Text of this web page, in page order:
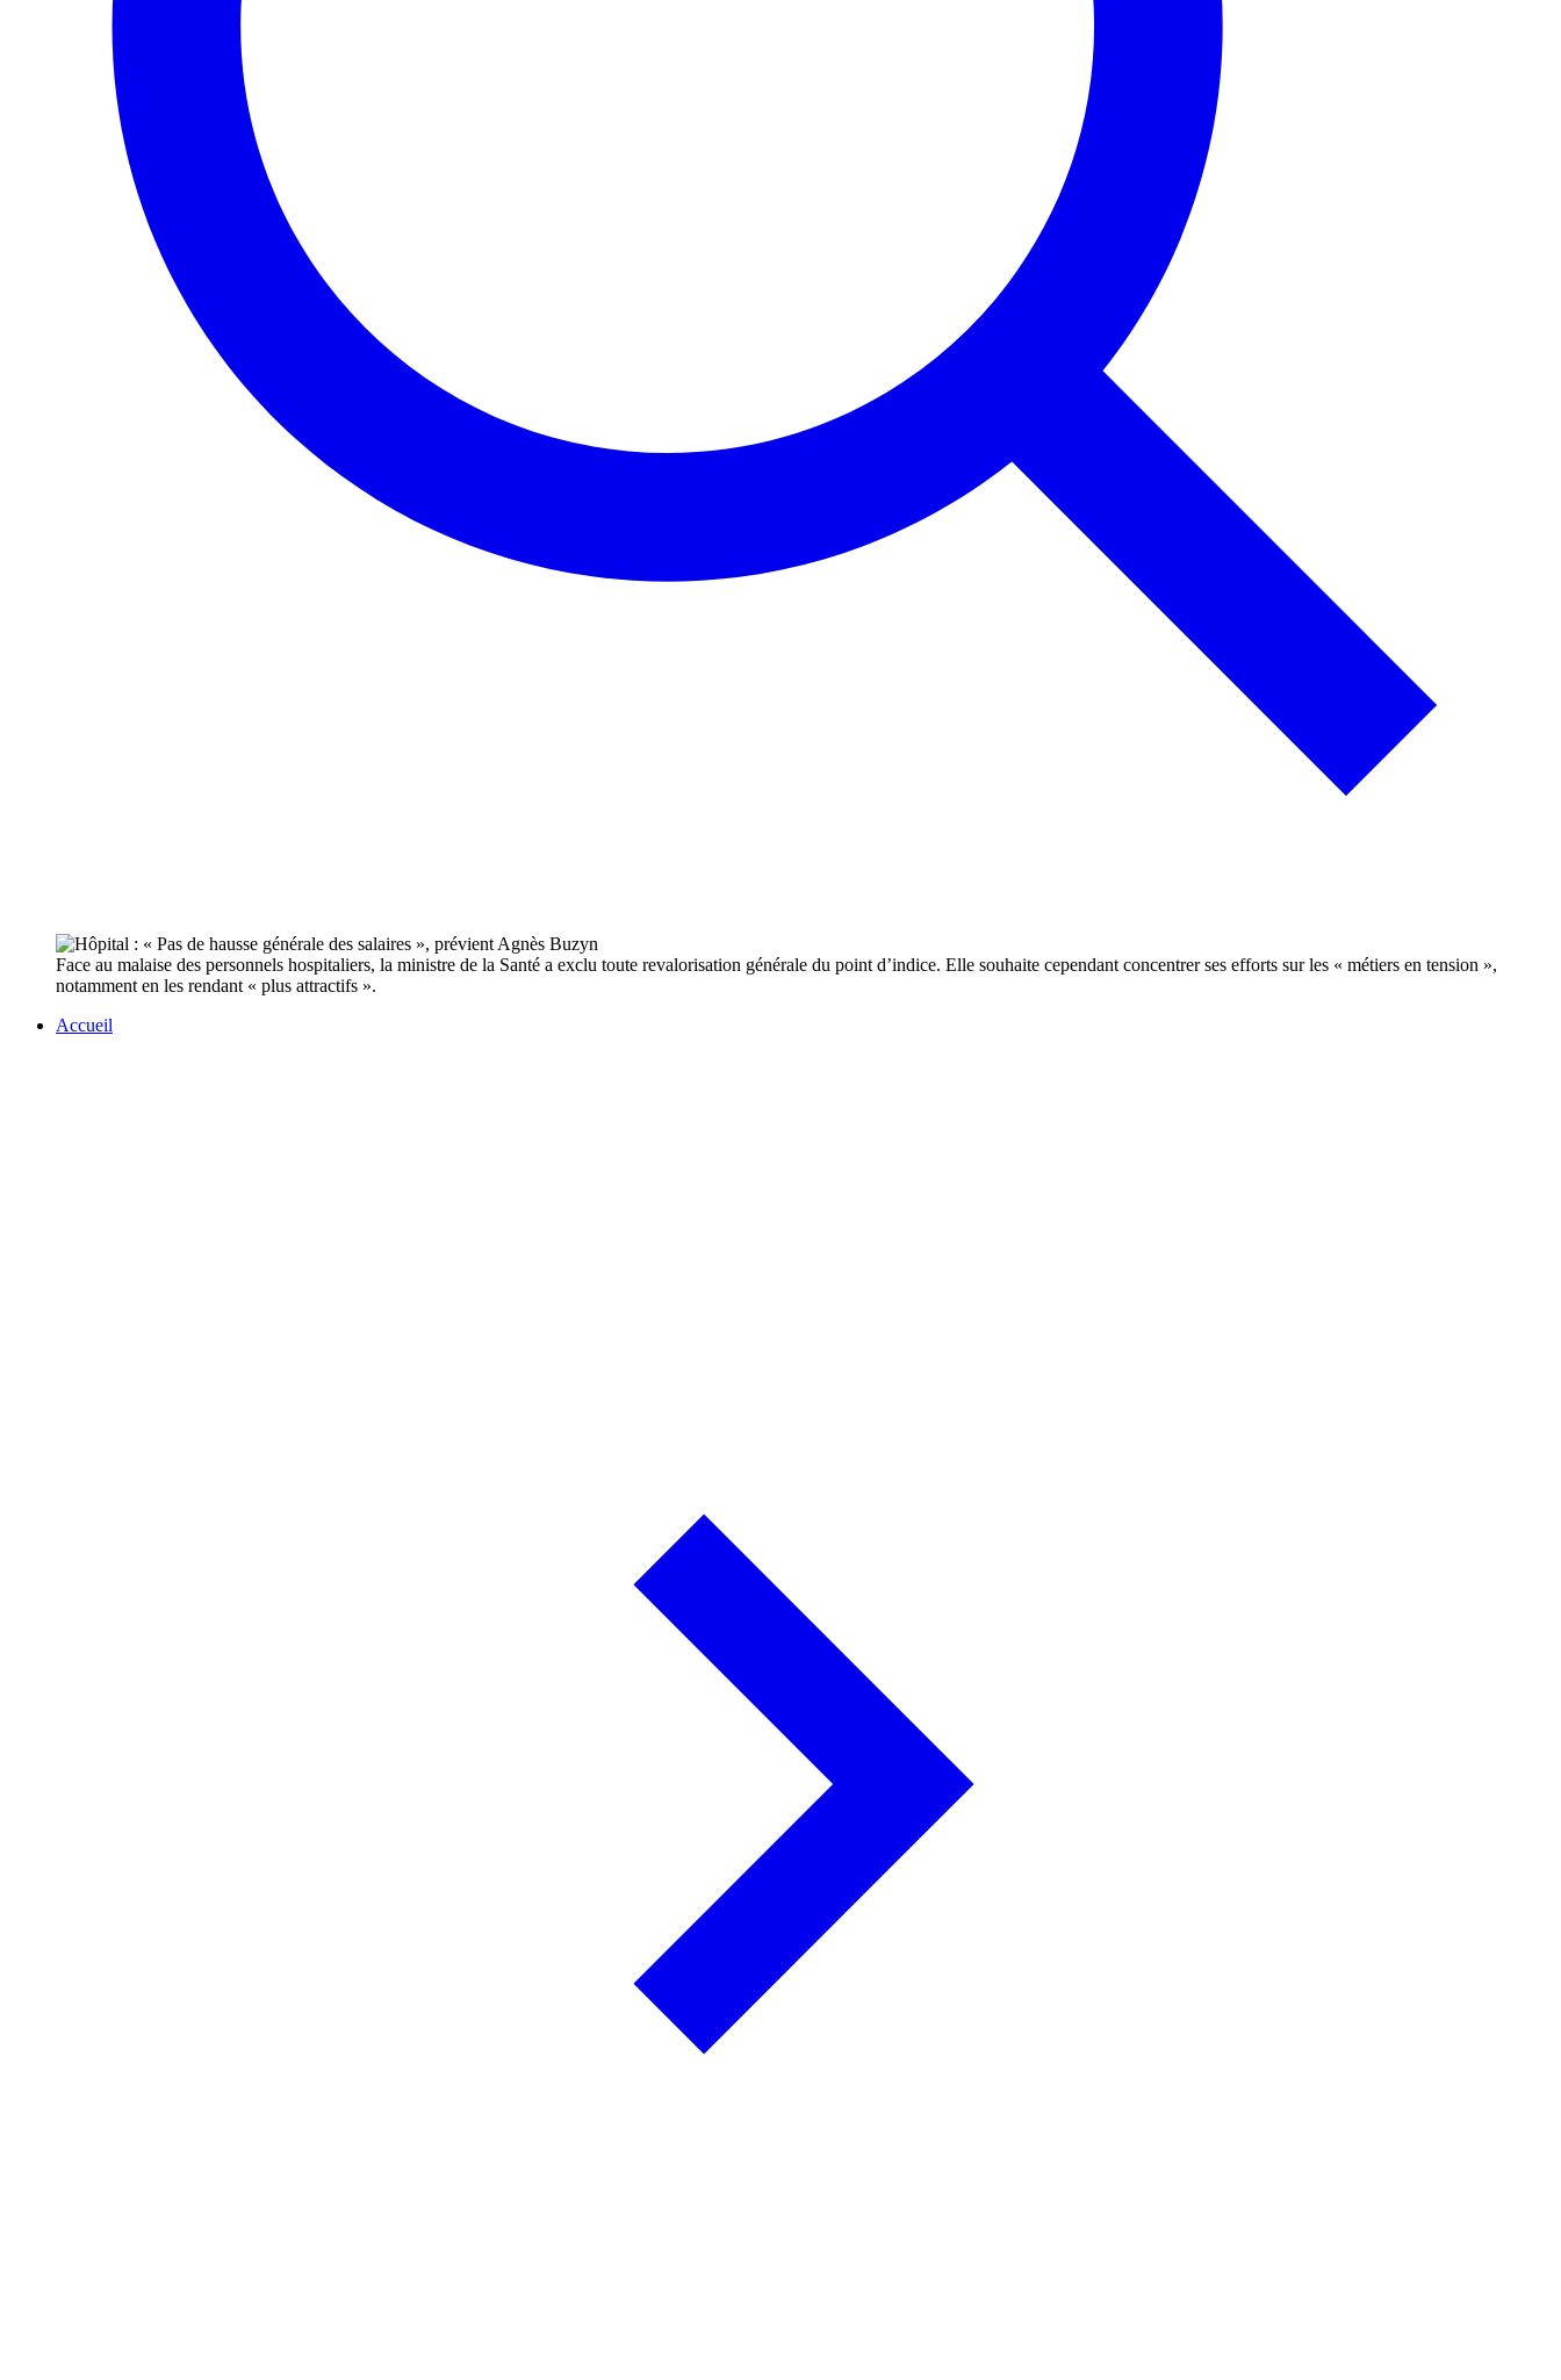
Face au malaise des personnels hospitaliers, la ministre de la Santé a exclu toute revalorisation générale du point d’indice. Elle souhaite cependant concentrer ses efforts sur les « métiers en tension »,
notamment en les rendant « plus attractifs ».
Accueil